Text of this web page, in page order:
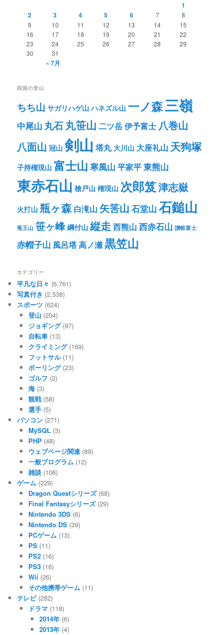
1
2
3 4 5 6 7
8
9
10 11 12 13 14
15
16
17 18 19 20 21
22
23
24 25 26 27 28
29
30
31
« 7月
四国の登山
ちち山 サガリハゲ山 ハネズル山 一ノ森三嶺
中尾山 丸石丸笹山 二ツ岳伊予富士 八巻山
八面山 冠山 剣山 塔丸 大川山 大座礼山 天狗塚
子持権現山 富士山 寒風山 平家平東熊山
東赤石山 槍戸山 権現山 次郎笈津志嶽
火打山 瓶ヶ森 白滝山 矢筈山 石堂山 石鎚山
竜王山 笹ヶ峰 綱付山 縦走 西熊山 西赤石山 讃岐富士
赤帽子山 風呂塔高ノ瀬黒笠山
カテゴリー
平凡な日々 (6,761)
写真付き (2,538)
スポーツ (624)
登山 (204)
ジョギング(97)
自転車(13)
クライミング(169)
フットサル(11)
ボーリング(23)
ゴルフ (2)
海(3)
観戦(58)
選手(5)
パソコン (271)
MySQL(3)
PHP(48)
ウェブページ関連(89)
一般プログラム(12)
雑談(106)
ゲーム (229)
Dragon Questシリーズ(68)
Final Fantasyシリーズ(29)
Nintendo 3DS(6)
Nintendo DS(39)
PCゲーム(13)
PS(11)
PS2(16)
PS3(16)
Wii (26)
その他携帯ゲーム(11)
テレビ(282)
ドラマ(118)
2014年 (6)
2013年 (4)